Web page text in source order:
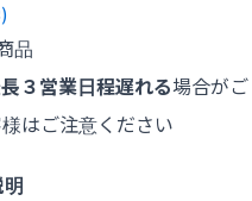
品
３営業日程遅れる場合がご
はご注意ください